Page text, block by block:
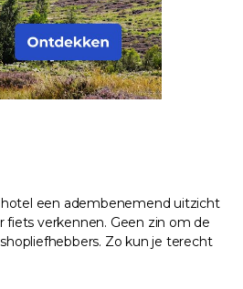
een adembenemend uitzicht
verkennen. Geen zin om de
Zo kun je terecht